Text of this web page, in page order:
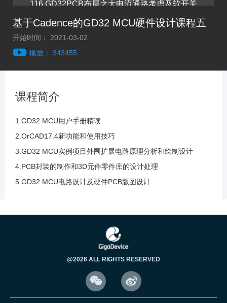
116.GD32PCB布局之大电流通路考虑及软开关
电路通路布局优化操作
119.GD32PCB布局之MCU和晶振电路接口电路
位置调整优化操作
121.GD32 PCB布局优化优化和模块电路调整布
局调整容易布线讲解
122.信号流向和电源流向布局优化和添加3D匹
配元件的三维模型操作
基于Cadence的GD32 MCU硬件设计课程五
开始时间： 2021-03-02
播放： 343455
课程简介
1.GD32 MCU用户手册精读
2.OrCAD17.4新功能和使用技巧
3.GD32 MCU实例项目外围扩展电路原理分析和绘制设计
4.PCB封装的制作和3D元件零件库的设计处理
5.GD32 MCU电路设计及硬件PCB版图设计
@2026 ALL RIGHTS RESERVED
 